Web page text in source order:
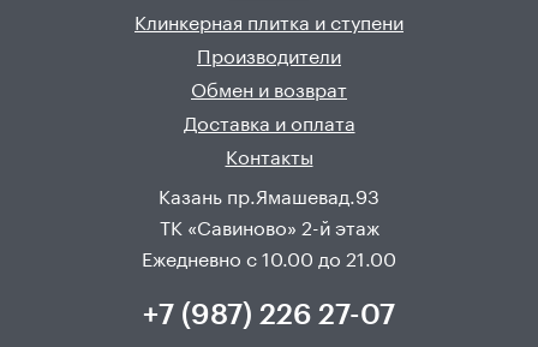
Клинкерная плитка и ступени
Производители
Обмен и возврат
Доставка и оплата
Контакты
Казань пр.Ямашевад.93
ТК «Савиново» 2-й этаж
Ежедневно с 10.00 до 21.00
+7 (987) 226 27-07